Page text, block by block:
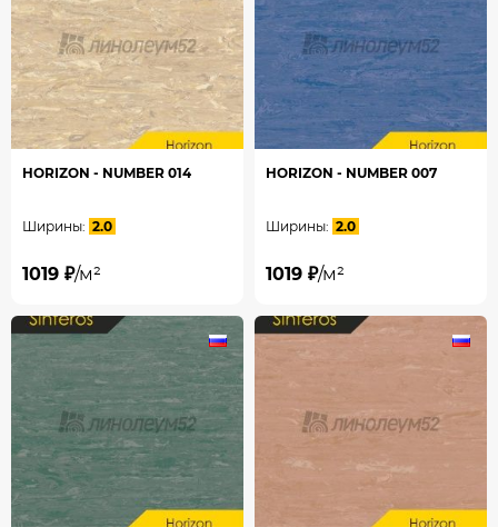
HORIZON - NUMBER 014
Ширины: 2.0
1019 ₽/м²
HORIZON - NUMBER 007
Ширины: 2.0
1019 ₽/м²